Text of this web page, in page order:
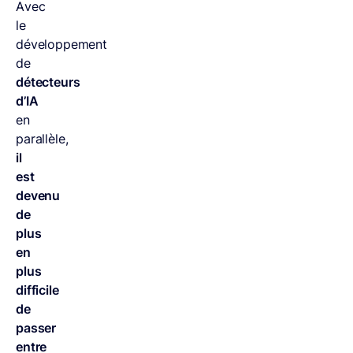
Avec
le
développement
de
détecteurs
d’IA
en
parallèle,
il
est
devenu
de
plus
en
plus
difficile
de
passer
entre